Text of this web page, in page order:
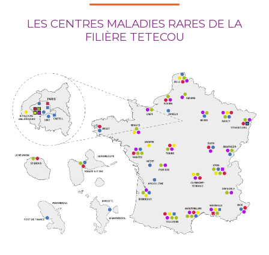
LES CENTRES MALADIES RARES DE LA
FILIÈRE TETECOU